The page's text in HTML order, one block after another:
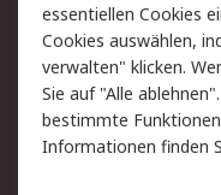
AGB
Cookie-Richtlinie
Copyright/
essentiellen Cookies
Cookies auswählen,
verwalten" klicken.
Sie auf "Alle
bestimmte
Informationen finden